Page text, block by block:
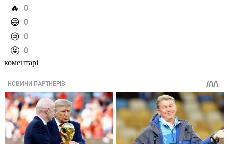
️🔥 0
️😄 0
️😢 0
️🤬 0
коментарі